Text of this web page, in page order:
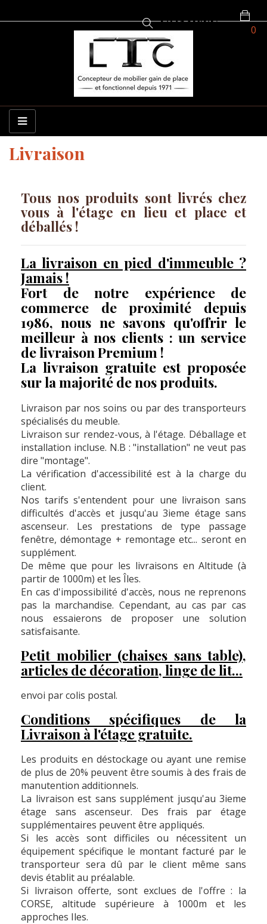
COMPTE
0
Livraison
Tous nos produits sont livrés chez
vous à l'étage en lieu et place et
déballés !
La livraison en pied d'immeuble ?
Jamais !
Fort de notre expérience de
commerce de proximité depuis
1986, nous ne savons qu'offrir le
meilleur à nos clients : un service
de livraison Premium !
La livraison gratuite est proposée
sur la majorité de nos produits.
Livraison par nos soins ou par des transporteurs
spécialisés du meuble.
Livraison sur rendez-vous, à l'étage. Déballage et
installation incluse. N.B : "installation" ne veut pas
dire "montage".
La vérification d'accessibilité est à la charge du
client.
Nos tarifs s'entendent pour une livraison sans
difficultés d'accès et jusqu'au 3ieme étage sans
ascenseur. Les prestations de type passage
fenêtre, démontage + remontage etc... seront en
supplément.
De même que pour les livraisons en Altitude (à
partir de 1000m) et les Îles.
En cas d'impossibilité d'accès, nous ne reprenons
pas la marchandise. Cependant, au cas par cas
nous essaierons de proposer une solution
satisfaisante.
Petit mobilier (chaises sans table),
articles de décoration, linge de lit...
envoi par colis postal.
Conditions spécifiques de la
Livraison à l'étage gratuite.
Les produits en déstockage ou ayant une remise
de plus de 20% peuvent être soumis à des frais de
manutention additionnels.
La livraison est sans supplément jusqu'au 3ieme
étage sans ascenseur. Des frais par étage
supplémentaires peuvent être appliqués.
Si les accès sont difficiles ou nécessitent un
équipement spécifique le montant facturé par le
transporteur sera dû par le client même sans
devis établit au préalable.
Si livraison offerte, sont exclues de l'offre : la
CORSE, altitude supérieure à 1000m et les
approches Iles.